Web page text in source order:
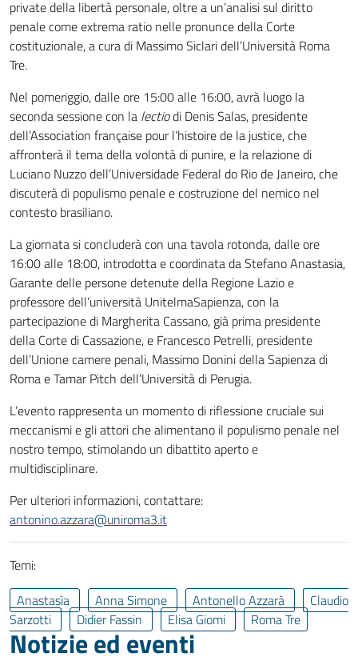
private della libertà personale, oltre a un’analisi sul diritto
penale come extrema ratio nelle pronunce della Corte
costituzionale, a cura di Massimo Siclari dell’Università Roma
Tre.
Nel pomeriggio, dalle ore 15:00 alle 16:00, avrà luogo la
seconda sessione con la lectiodi Denis Salas, presidente
dell’Association française pour l’histoire de la justice, che
affronterà il tema della volontà di punire, e la relazione di
Luciano Nuzzo dell’Universidade Federal do Rio de Janeiro, che
discuterà di populismo penale e costruzione del nemico nel
contesto brasiliano.
La giornata si concluderà con una tavola rotonda, dalle ore
16:00 alle 18:00, introdotta e coordinata da Stefano Anastasia,
Garante delle persone detenute della Regione Lazio e
professore dell’università UnitelmaSapienza, con la
partecipazione di Margherita Cassano, già prima presidente
della Corte di Cassazione, e Francesco Petrelli, presidente
dell’Unione camere penali, Massimo Donini della Sapienza di
Roma e Tamar Pitch dell’Università di Perugia.
L’evento rappresenta un momento di riflessione cruciale sui
meccanismi e gli attori che alimentano il populismo penale nel
nostro tempo, stimolando un dibattito aperto e
multidisciplinare.
Per ulteriori informazioni, contattare:
antonino.azzara@uniroma3.it
Temi:
Anastasìa
Anna Simone Antonello Azzarà
Claudio
Sarzotti
Didier Fassin Elisa Giomi Roma Tre
Notizie ed eventi